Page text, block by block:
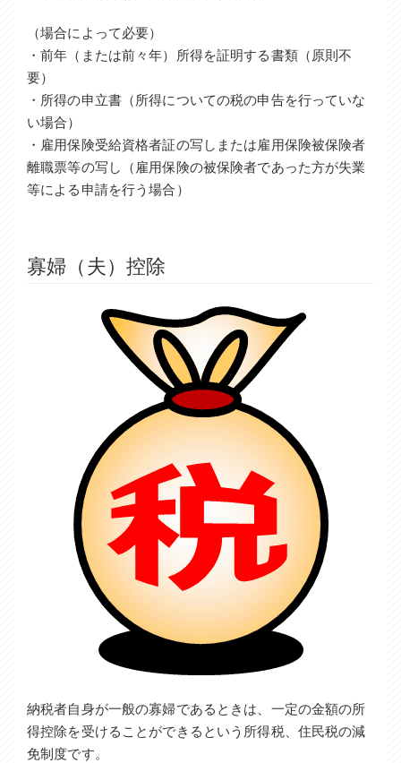
（場合によって必要）
・前年（または前々年）所得を証明する書類（原則不
要）
・所得の申立書（所得についての税の申告を行っていな
い場合）
・雇用保険受給資格者証の写しまたは雇用保険被保険者
離職票等の写し（雇用保険の被保険者であった方が失業
等による申請を行う場合）
寡婦（夫）控除
納税者自身が一般の寡婦であるときは、一定の金額の所
得控除を受けることができるという所得税、住民税の減
免制度です。